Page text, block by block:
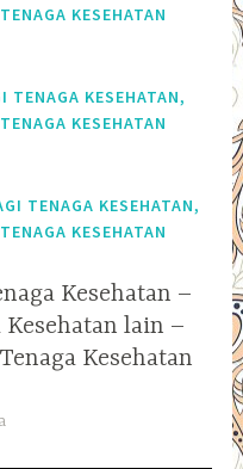
KESEHATAN
TENAGA KESEHATAN,
KESEHATAN
TENAGA KESEHATAN,
KESEHATAN
Kesehatan –
Kesehatan lain –
Kesehatan